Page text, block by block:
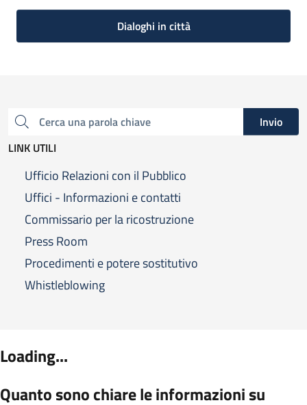
Dialoghi in città
Cerca una parola chiave
Invio
LINK UTILI
Ufficio Relazioni con il Pubblico
Uffici - Informazioni e contatti
Commissario per la ricostruzione
Press Room
Procedimenti e potere sostitutivo
Whistleblowing